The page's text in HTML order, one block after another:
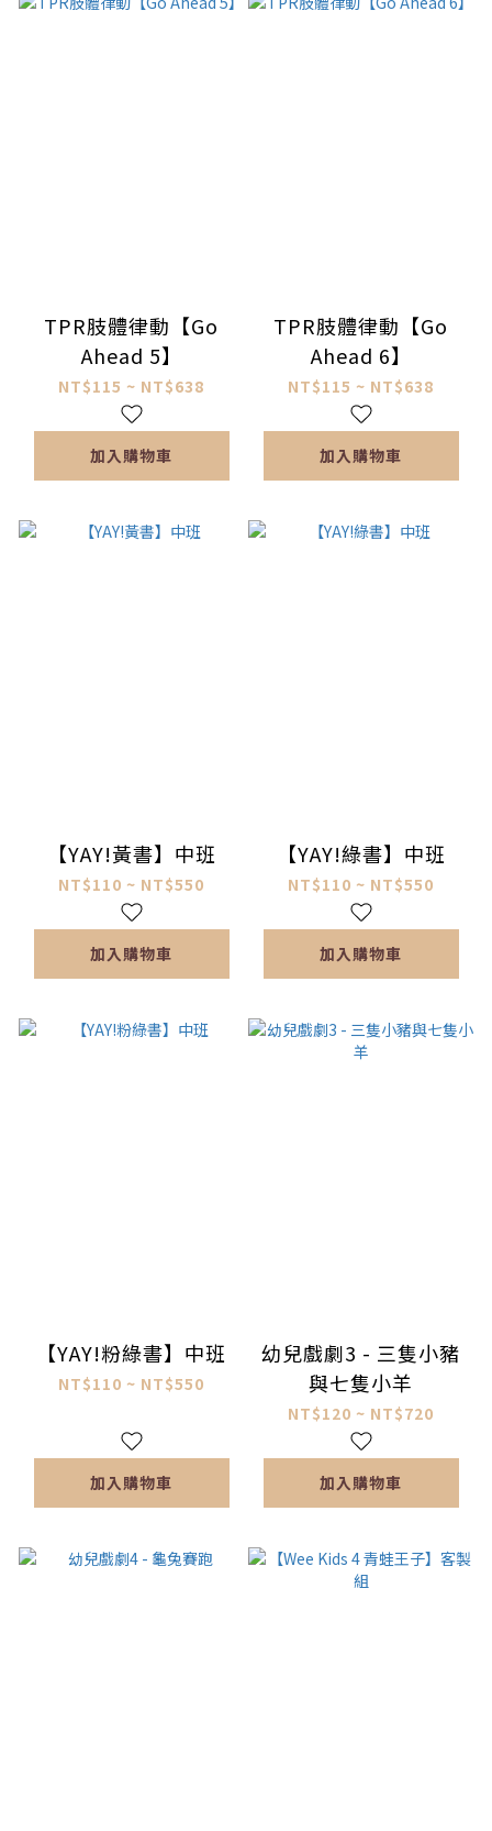
TPR肢體律動【Go
Ahead 5】
NT$115 ~ NT$638
加入購物車
TPR肢體律動【Go
Ahead 6】
NT$115 ~ NT$638
加入購物車
【YAY!黃書】中班
NT$110 ~ NT$550
加入購物車
【YAY!綠書】中班
NT$110 ~ NT$550
加入購物車
【YAY!粉綠書】中班
NT$110 ~ NT$550
加入購物車
幼兒戲劇3 - 三隻小豬
與七隻小羊
NT$120 ~ NT$720
加入購物車